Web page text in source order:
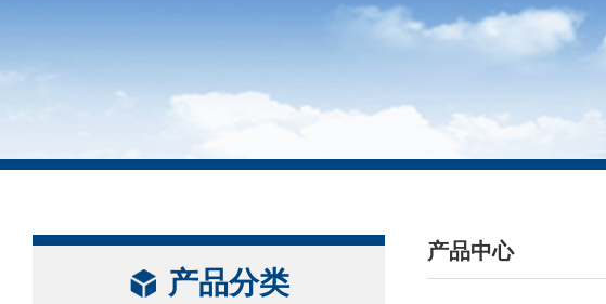
产品分类
产品中心
/ PRODUCTS CENTER